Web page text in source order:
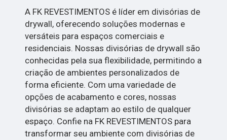
A FK REVESTIMENTOS é líder em divisórias de
drywall, oferecendo soluções modernas e
versáteis para espaços comerciais e
residenciais. Nossas divisórias de drywall são
conhecidas pela sua flexibilidade, permitindo a
criação de ambientes personalizados de
forma eficiente. Com uma variedade de
opções de acabamento e cores, nossas
divisórias se adaptam ao estilo de qualquer
espaço. Confie na FK REVESTIMENTOS para
transformar seu ambiente com divisórias de